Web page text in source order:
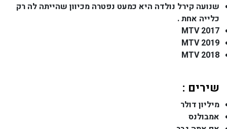
שנועה קירל נולדה היא כמעט נפטרה מכיוון שהייתה לה רק
כלייה אחת .
MTV 2017
MTV 2019
MTV 2018
שירים :
מיליון דולר
אמבולנס